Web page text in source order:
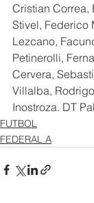
Cristian Correa,
Stivel, Federico
Lezcano,
Petinerolli,
Cervera,
Villalba,
Inostroza. DT
FUTBOL
FEDERAL A